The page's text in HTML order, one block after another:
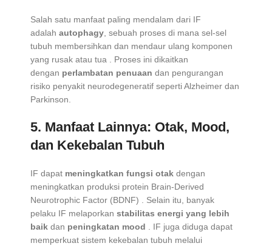
Salah satu manfaat paling mendalam dari IF
adalah autophagy , sebuah proses di mana sel-sel
tubuh membersihkan dan mendaur ulang komponen
yang rusak atau tua
. Proses ini dikaitkan
dengan perlambatan penuaan dan pengurangan
risiko penyakit neurodegeneratif seperti Alzheimer dan
Parkinson.
5. Manfaat Lainnya: Otak, Mood,
dan Kekebalan Tubuh
IF dapat meningkatkan fungsi otak dengan
meningkatkan produksi protein Brain-Derived
Neurotrophic Factor (BDNF)
. Selain itu, banyak
pelaku IF melaporkan stabilitas energi yang lebih
baik dan peningkatan mood
. IF juga diduga dapat
memperkuat sistem kekebalan tubuh melalui